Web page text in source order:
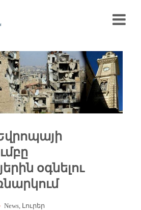
օգնելու
News Լուրեր